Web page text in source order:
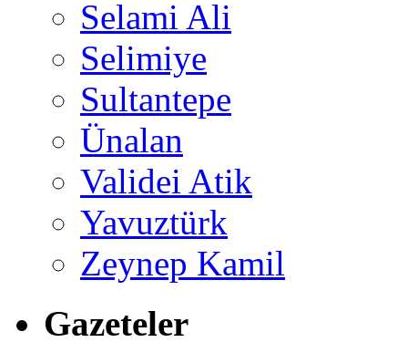
Selami Ali
Selimiye
Sultantepe
Ünalan
Validei Atik
Yavuztürk
Zeynep Kamil
Gazeteler